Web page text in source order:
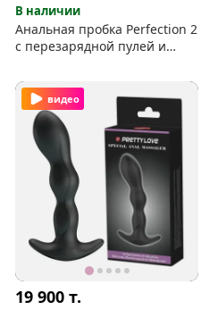
В наличии
Анальная пробка Perfection 2
с перезарядной пулей и
видео
19 900т.